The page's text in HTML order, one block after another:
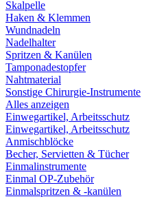
Skalpelle
Haken & Klemmen
Wundnadeln
Nadelhalter
Spritzen & Kanülen
Tamponadestopfer
Nahtmaterial
Sonstige Chirurgie-Instrumente
Alles anzeigen
Einwegartikel, Arbeitsschutz
Einwegartikel, Arbeitsschutz
Anmischblöcke
Becher, Servietten & Tücher
Einmalinstrumente
Einmal OP-Zubehör
Einmalspritzen & -kanülen